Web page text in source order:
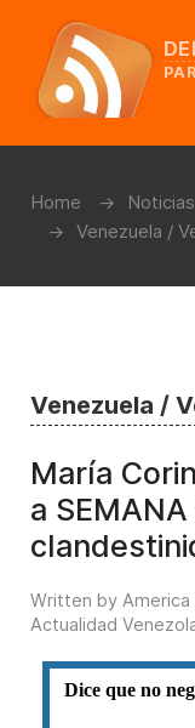
Home
Noticias
Venezuela /
Venezuela /
María
a
Written by America
Actualidad
Dice que no